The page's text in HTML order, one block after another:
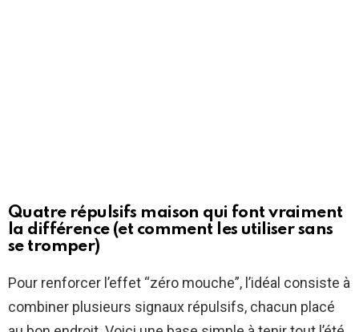
Quatre répulsifs maison qui font vraiment
la différence (et comment les utiliser sans
se tromper)
Pour renforcer l’effet “zéro mouche”, l’idéal consiste à
combiner plusieurs signaux répulsifs, chacun placé